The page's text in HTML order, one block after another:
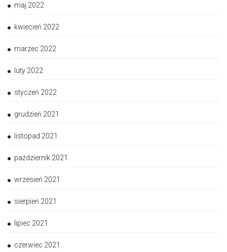
maj 2022
kwiecień 2022
marzec 2022
luty 2022
styczeń 2022
grudzień 2021
listopad 2021
październik 2021
wrzesień 2021
sierpień 2021
lipiec 2021
czerwiec 2021